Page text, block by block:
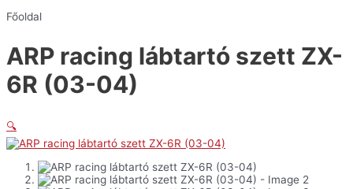
Főoldal
ARP racing lábtartó szett ZX-
6R (03-04)
🔍